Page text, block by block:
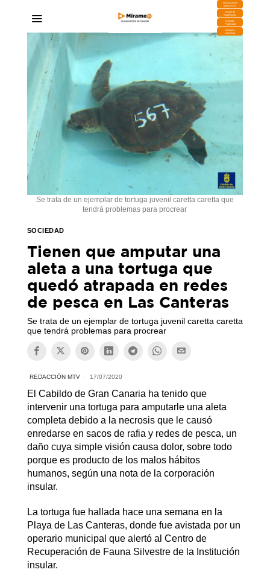
DESCARGA
MIRAPLAY
Buzón de
Sugerencias
Contratar
Publicidad
Contacto
Comercial
Se trata de un ejemplar de tortuga juvenil caretta caretta que
tendrá problemas para procrear
SOCIEDAD
Tienen que amputar una
aleta a una tortuga que
quedó atrapada en redes
de pesca en Las Canteras
Se trata de un ejemplar de tortuga juvenil caretta caretta
que tendrá problemas para procrear
REDACCIÓN MTV 17/07/2020
El Cabildo de Gran Canaria ha tenido que
intervenir una tortuga para amputarle una aleta
completa debido a la necrosis que le causó
enredarse en sacos de rafia y redes de pesca, un
daño cuya simple visión causa dolor, sobre todo
porque es producto de los malos hábitos
humanos, según una nota de la corporación
insular.
La tortuga fue hallada hace una semana en la
Playa de Las Canteras, donde fue avistada por un
operario municipal que alertó al Centro de
Recuperación de Fauna Silvestre de la Institución
insular.